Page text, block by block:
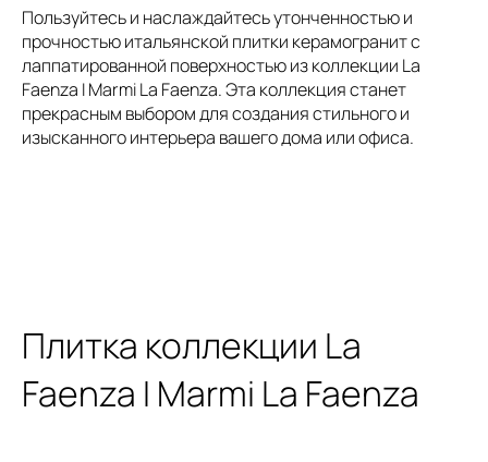
Пользуйтесь и наслаждайтесь утонченностью и
прочностью итальянской плитки керамогранит с
лаппатированной поверхностью из коллекции La
Faenza I Marmi La Faenza. Эта коллекция станет
прекрасным выбором для создания стильного и
изысканного интерьера вашего дома или офиса.
Плитка коллекции La
Faenza I Marmi La Faenza